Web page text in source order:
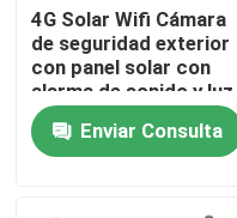
Productos
Los vídeos
4G Solar Wifi Cámara
de seguridad exterior
con panel solar con
alarma de sonido y luz
Enviar Consulta